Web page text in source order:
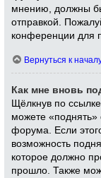
мнению, должны
отправкой.
конференции для
Вернуться к
Как мне вновь
Щёлкнув по
можете
форума. Если
возможность
которое должно
прошло. Также